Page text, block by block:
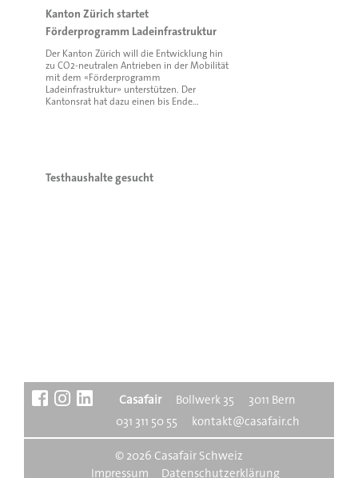
Kanton Zürich startet
Förderprogramm Ladeinfrastruktur
Der Kanton Zürich will die Entwicklung hin
zu CO2-neutralen Antrieben in der Mobilität
mit dem «Förderprogramm
Ladeinfrastruktur» unterstützen. Der
Kantonsrat hat dazu einen bis Ende…
Testhaushalte gesucht
Casafair Boll­werk 35
3011 Bern
031 311 50 55
kontakt@casafair.ch
© 2026 Casafair Schweiz
Impressum
Datenschutzerklärung